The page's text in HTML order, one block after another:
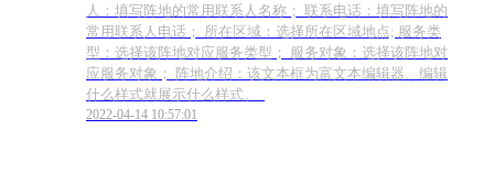
人：填写阵地的常用联系人名称； 联系电话：填写阵地的
常用联系人电话； 所在区域：选择所在区域地点; 服务类
型：选择该阵地对应服务类型； 服务对象：选择该阵地对
应服务对象； 阵地介绍：该文本框为富文本编辑器、编辑
什么样式就展示什么样式。
2022-04-14 10:57:01